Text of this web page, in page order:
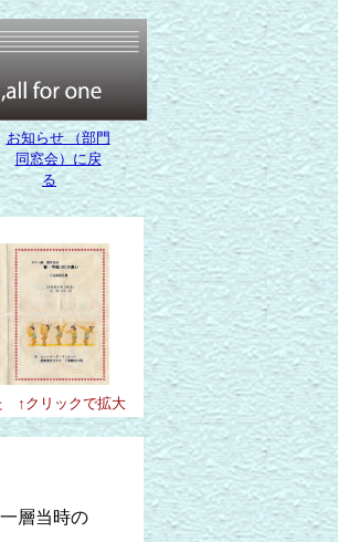
お知らせ （部門
同窓会）に戻
る
↑クリックで拡大
層当時の